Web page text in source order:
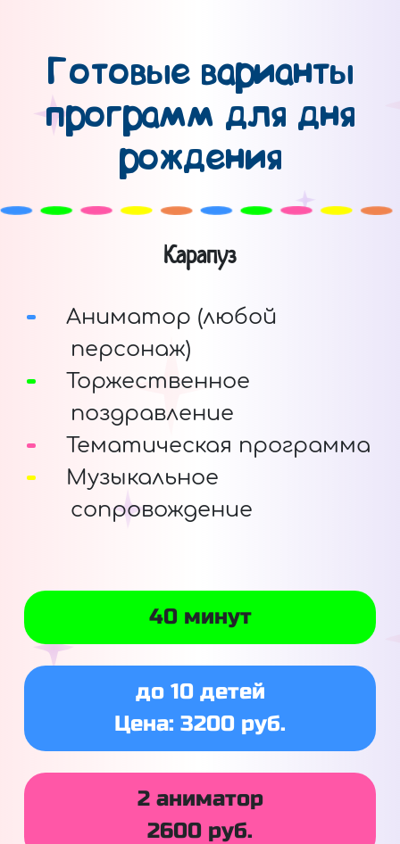
Готовые варианты
программ для дня
рождения
Карапуз
Аниматор (любой
персонаж)
Торжественное
поздравление
Тематическая программа
Музыкальное
сопровождение
40 минут
до 10 детей
Цена: 3200 руб.
2 аниматор
2600 руб.